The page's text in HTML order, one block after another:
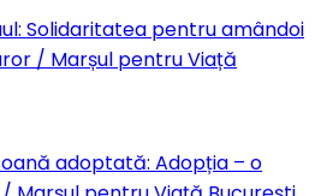
Solidaritatea pentru amândoi
/ Marșul pentru Viață
adoptată: Adopția – o